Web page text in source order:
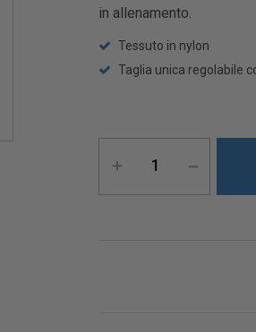
in allenamento.
Tessuto in nylon
Taglia unica regolabile